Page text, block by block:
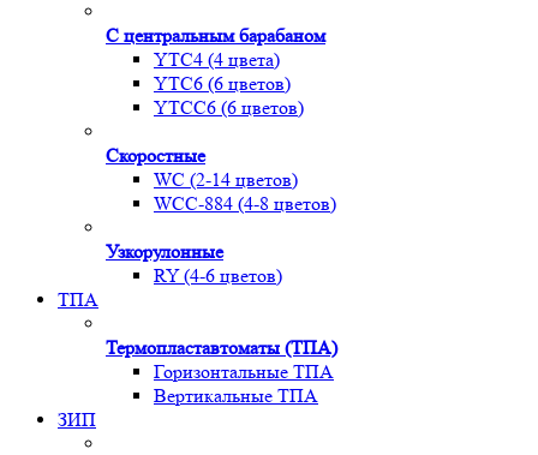
С центральным барабаном
YТС4 (4 цвета)
YТС6 (6 цветов)
YТСC6 (6 цветов)
Скоростные
WС (2-14 цветов)
WСС-884 (4-8 цветов)
Узкорулонные
RY (4-6 цветов)
ТПА
Термопластавтоматы (ТПА)
Горизонтальные ТПА
Вертикальные ТПА
ЗИП